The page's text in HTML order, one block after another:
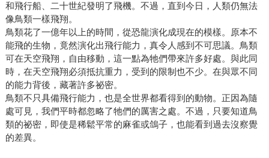
和飛行船、二十世紀發明了飛機。不過，直到今日，人類仍無法
像鳥類一樣飛翔。
鳥類花了一億年以上的時間，從恐龍演化成現在的模樣。原本不
能飛的生物，竟然演化出飛行能力，真令人感到不可思議。鳥類
可在天空飛翔，自由移動，這一點為牠們帶來許多好處。與此同
時，在天空飛翔必須抵抗重力，受到的限制也不少。在與眾不同
的能力背後，藏著許多祕密。
鳥類不只具備飛行能力，也是全世界都看得到的動物。正因為隨
處可見，我們平時都忽略了牠們的厲害之處。不過，只要知道鳥
類的祕密，即使是稀鬆平常的麻雀或鴿子，也能看到過去沒察覺
的差異。